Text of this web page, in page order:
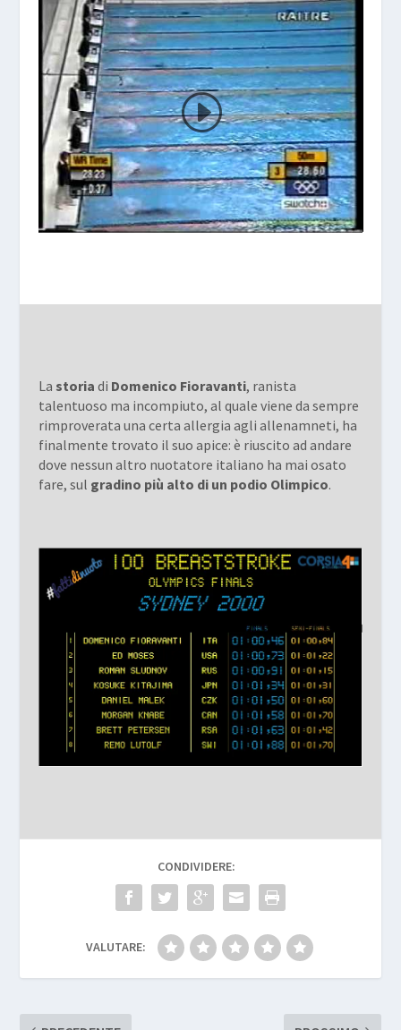
La storia di Domenico Fioravanti, ranista
talentuoso ma incompiuto, al quale viene da sempre
rimproverata una certa allergia agli allenamneti, ha
finalmente trovato il suo apice: è riuscito ad andare
dove nessun altro nuotatore italiano ha mai osato
fare, sul gradino più alto di un podio Olimpico.
CONDIVIDERE:
VALUTARE: